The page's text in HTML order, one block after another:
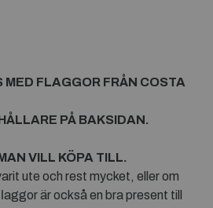
MED FLAGGOR FRÅN COSTA
PÅ BAKSIDAN.
VILL KÖPA TILL.
ute och rest mycket, eller om
är också en bra present till